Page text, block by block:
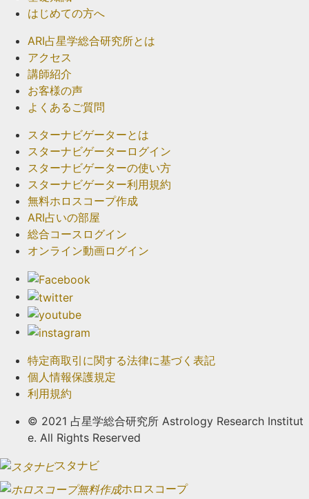
はじめての方へ
ARI占星学総合研究所とは
アクセス
講師紹介
お客様の声
よくあるご質問
スターナビゲーターとは
スターナビゲーターログイン
スターナビゲーターの使い方
スターナビゲーター利用規約
無料ホロスコープ作成
ARI占いの部屋
総合コースログイン
オンライン動画ログイン
特定商取引に関する法律に基づく表記
個人情報保護規定
利用規約
© 2021 占星学総合研究所 Astrology Research Institut
e. All Rights Reserved
スタナビ
ホロスコープ